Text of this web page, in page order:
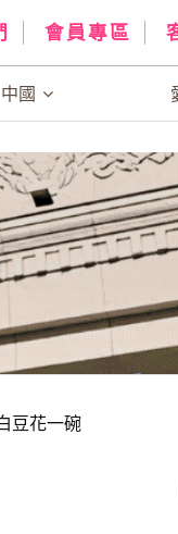
會員專區
中國
豆花一碗